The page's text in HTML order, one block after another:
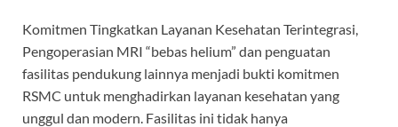
Komitmen Tingkatkan Layanan Kesehatan Terintegrasi,
Pengoperasian MRI “bebas helium” dan penguatan
fasilitas pendukung lainnya menjadi bukti komitmen
RSMC untuk menghadirkan layanan kesehatan yang
unggul dan modern. Fasilitas ini tidak hanya